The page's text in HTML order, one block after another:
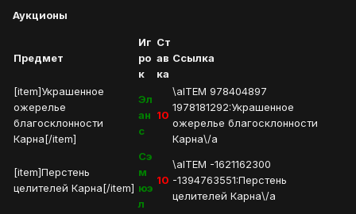
Аукционы
Предмет
Иг
ро
к
Ст
ав
ка
Ссылка
[item]Украшенное
ожерелье
благосклонности
Карна[/item]
Эл
ан
с
10
\aITEM 978404897
1978181292:Украшенное
ожерелье благосклонности
Карна\/a
[item]Перстень
целителей Карна[/item]
Сэ
м
юэ
л
10
\aITEM -1621162300
-1394763551:Перстень
целителей Карна\/a